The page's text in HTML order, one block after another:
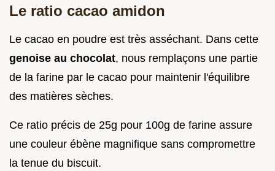
Le ratio cacao amidon
Le cacao en poudre est très asséchant. Dans cette
genoise au chocolat, nous remplaçons une partie
de la farine par le cacao pour maintenir l'équilibre
des matières sèches.
Ce ratio précis de 25g pour 100g de farine assure
une couleur ébène magnifique sans compromettre
la tenue du biscuit.